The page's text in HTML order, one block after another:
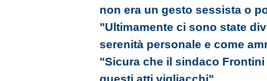
non era un gesto sessista o
"Ultimamente ci sono state
serenità personale e come
"Sicura che il sindaco